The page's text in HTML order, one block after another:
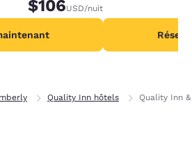
$106USD/nuit
par nuit.
Quality Inn hôtels Quality Inn